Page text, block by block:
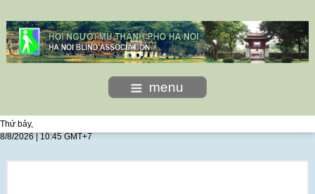
menu
Thứ bảy,
8/8/2026 | 10:45 GMT+7